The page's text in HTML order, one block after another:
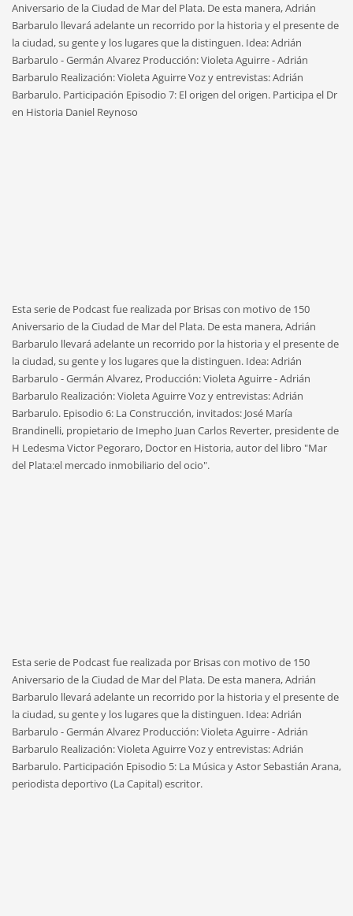
Aniversario de la Ciudad de Mar del Plata. De esta manera, Adrián
Barbarulo llevará adelante un recorrido por la historia y el presente de
la ciudad, su gente y los lugares que la distinguen. Idea: Adrián
Barbarulo - Germán Alvarez Producción: Violeta Aguirre - Adrián
Barbarulo Realización: Violeta Aguirre Voz y entrevistas: Adrián
Barbarulo. Participación Episodio 7: El origen del origen. Participa el Dr
en Historia Daniel Reynoso
Esta serie de Podcast fue realizada por Brisas con motivo de 150
Aniversario de la Ciudad de Mar del Plata. De esta manera, Adrián
Barbarulo llevará adelante un recorrido por la historia y el presente de
la ciudad, su gente y los lugares que la distinguen. Idea: Adrián
Barbarulo - Germán Alvarez, Producción: Violeta Aguirre - Adrián
Barbarulo Realización: Violeta Aguirre Voz y entrevistas: Adrián
Barbarulo. Episodio 6: La Construcción, invitados: José María
Brandinelli, propietario de Imepho Juan Carlos Reverter, presidente de
H Ledesma Victor Pegoraro, Doctor en Historia, autor del libro "Mar
del Plata:el mercado inmobiliario del ocio".
Esta serie de Podcast fue realizada por Brisas con motivo de 150
Aniversario de la Ciudad de Mar del Plata. De esta manera, Adrián
Barbarulo llevará adelante un recorrido por la historia y el presente de
la ciudad, su gente y los lugares que la distinguen. Idea: Adrián
Barbarulo - Germán Alvarez Producción: Violeta Aguirre - Adrián
Barbarulo Realización: Violeta Aguirre Voz y entrevistas: Adrián
Barbarulo. Participación Episodio 5: La Música y Astor Sebastián Arana,
periodista deportivo (La Capital) escritor.